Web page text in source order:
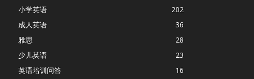
小学英语
202
成人英语
36
雅思
28
少儿英语
23
英语培训问答
16